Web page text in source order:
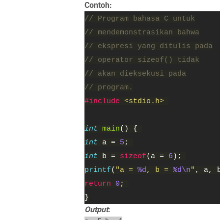
Contoh:
// Program bahasa C untuk
// mendemonstrasikan bahwa
// ekspresi yang ditulis pada
// operator sizeof() tidak
// akan dieksekusi pada
// program.
#include <stdio.h>
int main() {
int a = 5 ;
int
b = sizeof(a = 6);
printf( "a = %d , b = %d\n" , a,
return 0 ;
}
Output: